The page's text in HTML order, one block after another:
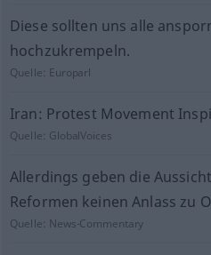
Diese sollten uns alle
hochzukrempeln.
Quelle: Europarl
Iran: Protest Movement
Quelle: GlobalVoices
Allerdings geben die
Reformen keinen Anlass zu
Quelle: News-Commentary